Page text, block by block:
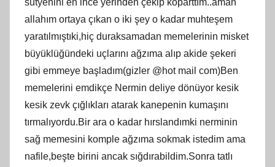
allahım ortaya çıkan o iki şey o kadar muhteşem
yaratılmıştıki,hiç duraksamadan memelerinin misket
büyüklüğündeki uçlarını ağzıma alıp akide şekeri
gibi emmeye başladım(gizler @hot mail com)Ben
memelerini emdikçe Nermin deliye dönüyor kesik
kesik zevk çığlıkları atarak kanepenin kumaşını
tırmalıyordu.Bir ara o kadar hırslandımki nerminin
sağ memesini komple ağzıma sokmak istedim ama
nafile,beşte birini ancak sığdırabildim.Sonra tatlı